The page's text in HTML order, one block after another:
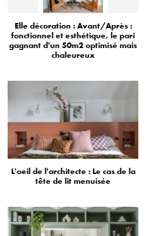
Elle décoration : Avant/Après :
fonctionnel et esthétique, le pari
gagnant d'un 50m2 optimisé mais
chaleureux
L'oeil de l'architecte : Le cas de la
tête de lit menuisée